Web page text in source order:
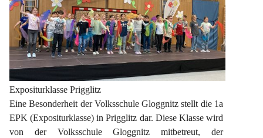
Expositurklasse Prigglitz
Eine Besonderheit der Volksschule Gloggnitz stellt die 1a
EPK (Expositurklasse) in Prigglitz dar. Diese Klasse wird
von der Volksschule Gloggnitz mitbetreut, der